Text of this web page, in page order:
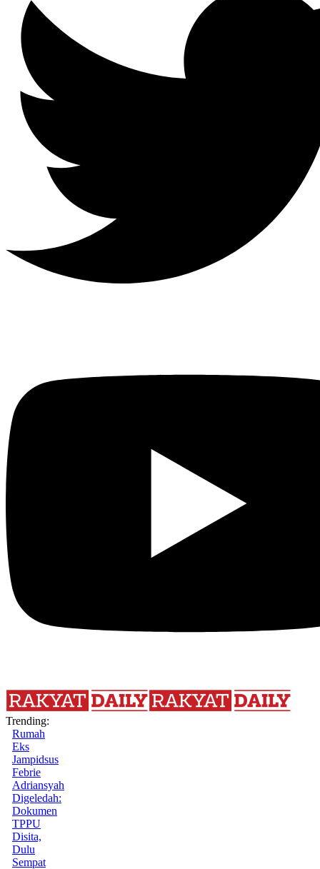
Trending:
Rumah
Eks
Jampidsus
Febrie
Adriansyah
Digeledah:
Dokumen
TPPU
Disita,
Dulu
Sempat